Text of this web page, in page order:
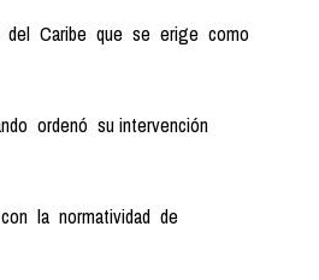
del Caribe que se erige como
ordenó su intervención
la normatividad de